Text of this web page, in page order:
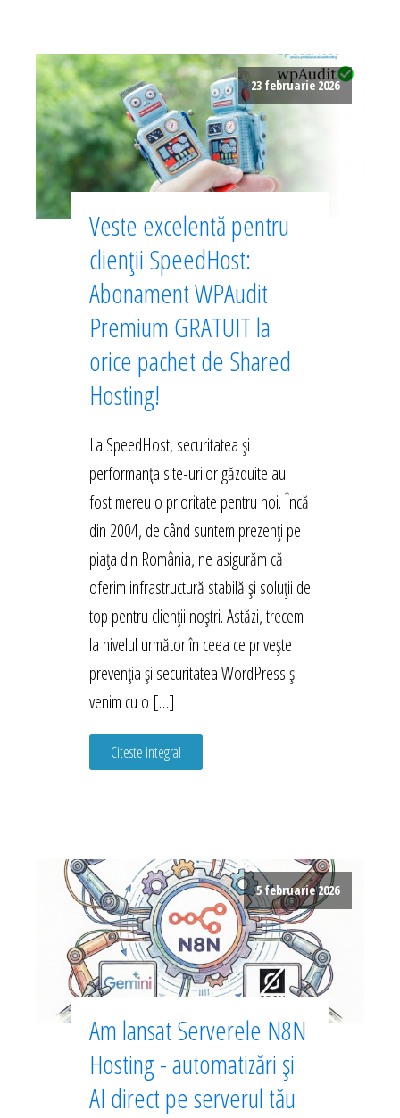
23 februarie 2026
Veste excelentă pentru
clienții SpeedHost:
Abonament WPAudit
Premium GRATUIT la
orice pachet de Shared
Hosting!
La SpeedHost, securitatea și
performanța site-urilor găzduite au
fost mereu o prioritate pentru noi. Încă
din 2004, de când suntem prezenți pe
piața din România, ne asigurăm că
oferim infrastructură stabilă și soluții de
top pentru clienții noștri. Astăzi, trecem
la nivelul următor în ceea ce privește
prevenția și securitatea WordPress și
venim cu o […]
Citeste integral
5 februarie 2026
Am lansat Serverele N8N
Hosting - automatizări și
AI direct pe serverul tău